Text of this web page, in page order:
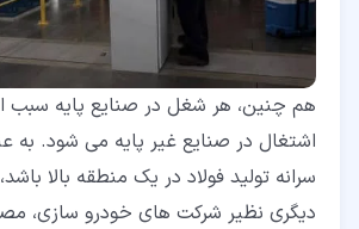
هم چنین، هر شغل در صنایع پایه سبب
اشتغال در صنایع غیر پایه می شود. به
سرانه تولید فولاد در یک منطقه بالا
دیگری نظیر شرکت های خودرو سازی،